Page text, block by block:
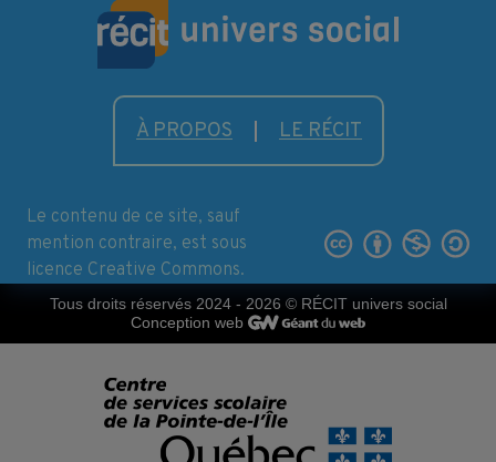
À PROPOS LE RÉCIT
Le contenu de ce site, sauf
mention contraire, est sous
licence Creative Commons.
Tous droits réservés 2024 - 2026 © RÉCIT univers social
Conception web